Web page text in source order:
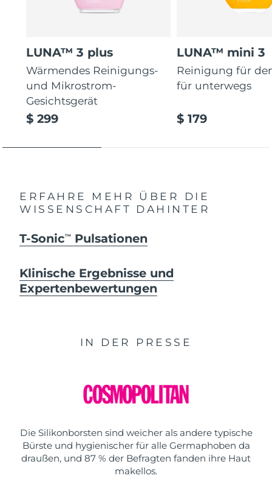
LUNA™ 3 plus
Wärmendes Reinigungs-
und Mikrostrom-
Gesichtsgerät
$ 299
LUNA™ mini 3
Reinigung für
für unterwegs
$ 179
ERFAHRE MEHR ÜBER DIE
WISSENSCHAFT DAHINTER
T-SonicTM Pulsationen
Klinische Ergebnisse und
Expertenbewertungen
IN DER PRESSE
Die Silikonborsten sind weicher als andere typische
Bürste und hygienischer für alle Germaphoben da
draußen, und 87 % der Befragten fanden ihre Haut
makellos.